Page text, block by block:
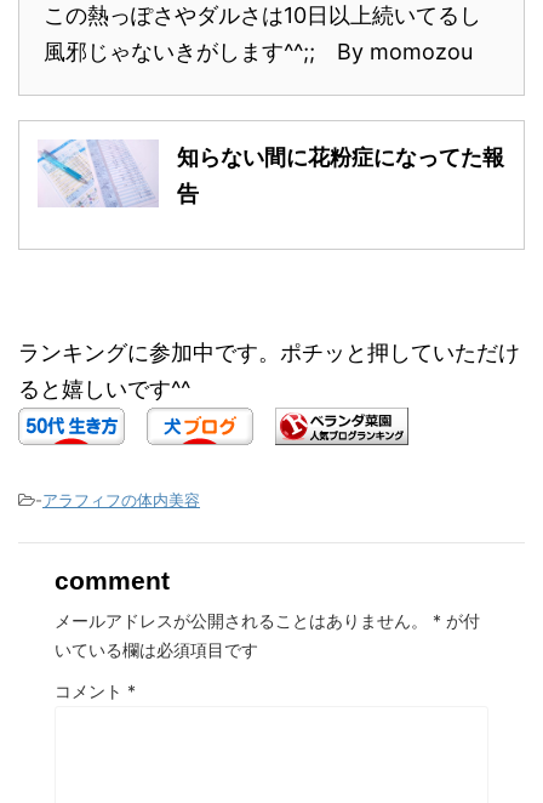
この熱っぽさやダルさは10日以上続いてるし
風邪じゃないきがします^^;; By momozou
知らない間に花粉症になってた報
告
ランキングに参加中です。ポチッと押していただけ
ると嬉しいです^^
-アラフィフの体内美容
comment
メールアドレスが公開されることはありません。 * が付
いている欄は必須項目です
コメント *